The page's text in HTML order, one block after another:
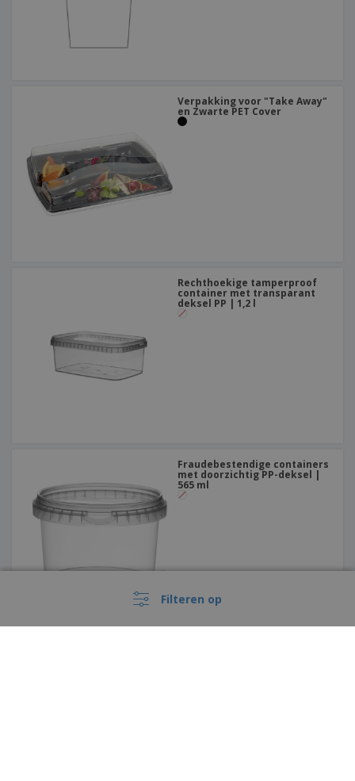
Filteren op
Verpakking voor "Take Away"
en Zwarte PET Cover
Rechthoekige tamperproof
container met transparant
deksel PP | 1,2 l
Fraudebestendige containers
met doorzichtig PP-deksel |
565 ml